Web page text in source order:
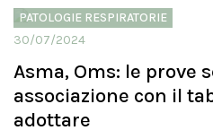
PATOLOGIE RESPIRATORIE
30/07/2024
Asma, Oms: le prove
associazione con il
adottare